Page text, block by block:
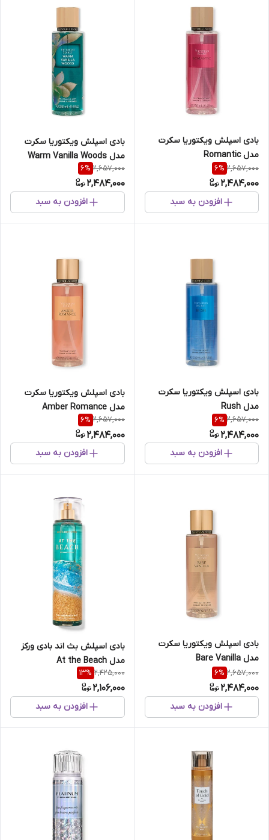
بادی اسپلش ویکتوریا سکرت
مدل Romantic
2,657,000
6%
2,484,000
افزودن به سبد
بادی اسپلش ویکتوریا سکرت
مدل Warm Vanilla Woods
2,657,000
6%
2,484,000
افزودن به سبد
بادی اسپلش ویکتوریا سکرت
مدل Rush
2,657,000
6%
2,484,000
افزودن به سبد
بادی اسپلش ویکتوریا سکرت
مدل Amber Romance
2,657,000
6%
2,484,000
افزودن به سبد
بادی اسپلش ویکتوریا سکرت
مدل Bare Vanilla
2,657,000
6%
2,484,000
افزودن به سبد
بادی اسپلش بث اند بادی ورکز
مدل At the Beach
2,425,000
13%
2,106,000
افزودن به سبد